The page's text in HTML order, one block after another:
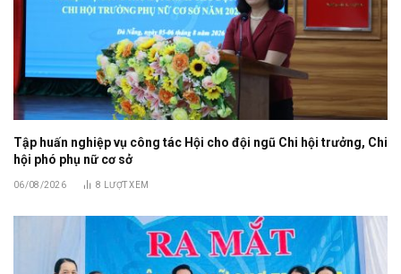
Tập huấn nghiệp vụ công tác Hội cho đội ngũ Chi hội trưởng, Chi
hội phó phụ nữ cơ sở
06/08/2026 8 LƯỢT XEM